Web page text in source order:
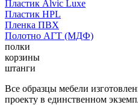
Пластик Alvic Luxe
Пластик HPL
Пленка ПВХ
Полотно АГТ (МДФ)
полки
корзины
штанги
Все образцы мебели
проекту в единственном